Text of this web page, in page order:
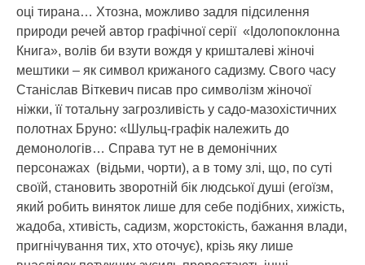
оці тирана… Хтозна, можливо задля підсилення
природи речей автор графічної серії «Ідолопоклонна
Книга», волів би взути вождя у кришталеві жіночі
мештики – як символ крижаного садизму. Свого часу
Станіслав Віткевич писав про символізм жіночої
ніжки, її тотальну загрозливість у садо-мазохістичних
полотнах Бруно: «Шульц-графік належить до
демонологів… Справа тут не в демонічних
персонажах (відьми, чорти), а в тому злі, що, по суті
своїй, становить зворотній бік людської душі (егоїзм,
який робить виняток лише для себе подібних, хижість,
жадоба, хтивість, садизм, жорстокість, бажання влади,
пригнічування тих, хто оточує), крізь яку лише